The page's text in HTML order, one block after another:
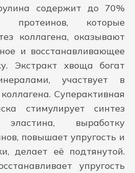
содержит до 70%
протеинов, которые
коллагена, оказывают
и восстанавливающее
Экстракт хвоща богат
участвует в
Суперактивная
стимулирует синтез
выработку
повышает упругость и
делает её подтянутой.
упругость